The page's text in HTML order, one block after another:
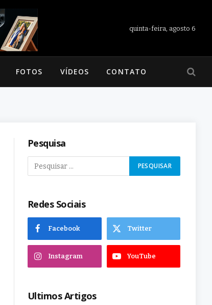
quinta-feira, agosto 6
FOTOS VÍDEOS CONTATO
Pesquisa
Redes Sociais
Facebook Twitter
Instagram YouTube
Ultimos Artigos